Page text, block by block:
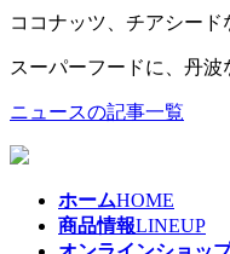
ココナッツ、チアシード
スーパーフードに、丹波
ニュースの記事一覧
ホームHOME
商品情報LINEUP